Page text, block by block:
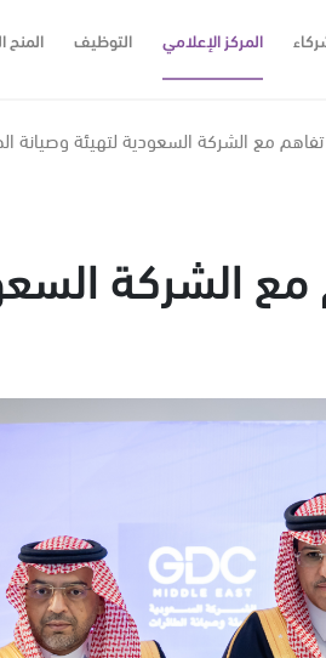
المركز الإعلامي التوظيف المنح
مع الشركة السعودية لتهيئة وصيانة
مع الشركة